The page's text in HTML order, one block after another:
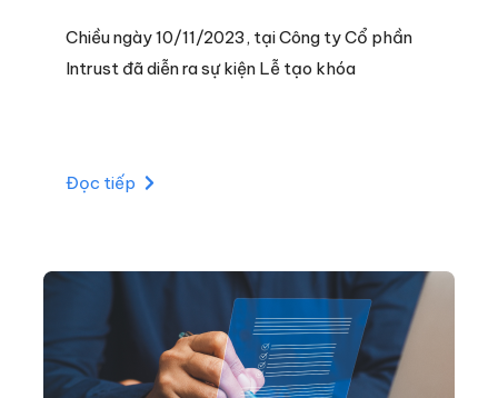
Chiều ngày 10/11/2023, tại Công ty Cổ phần
Intrust đã diễn ra sự kiện Lễ tạo khóa
Đọc tiếp